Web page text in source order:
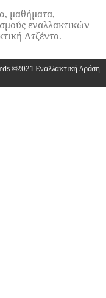
μαθήματα,
εναλλακτικών
Ατζέντα.
©2021 Εναλλακτική Δράση